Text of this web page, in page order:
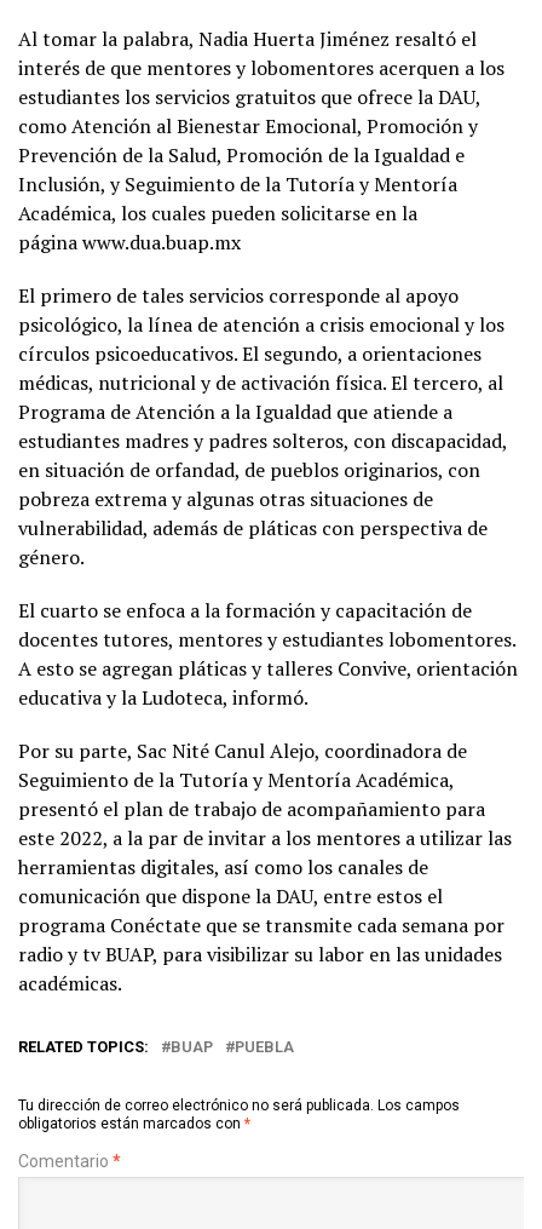
Al tomar la palabra, Nadia Huerta Jiménez resaltó el
interés de que mentores y lobomentores acerquen a los
estudiantes los servicios gratuitos que ofrece la DAU,
como Atención al Bienestar Emocional, Promoción y
Prevención de la Salud, Promoción de la Igualdad e
Inclusión, y Seguimiento de la Tutoría y Mentoría
Académica, los cuales pueden solicitarse en la
página www.dua.buap.mx
El primero de tales servicios corresponde al apoyo
psicológico, la línea de atención a crisis emocional y los
círculos psicoeducativos. El segundo, a orientaciones
médicas, nutricional y de activación física. El tercero, al
Programa de Atención a la Igualdad que atiende a
estudiantes madres y padres solteros, con discapacidad,
en situación de orfandad, de pueblos originarios, con
pobreza extrema y algunas otras situaciones de
vulnerabilidad, además de pláticas con perspectiva de
género.
El cuarto se enfoca a la formación y capacitación de
docentes tutores, mentores y estudiantes lobomentores.
A esto se agregan pláticas y talleres Convive, orientación
educativa y la Ludoteca, informó.
Por su parte, Sac Nité Canul Alejo, coordinadora de
Seguimiento de la Tutoría y Mentoría Académica,
presentó el plan de trabajo de acompañamiento para
este 2022, a la par de invitar a los mentores a utilizar las
herramientas digitales, así como los canales de
comunicación que dispone la DAU, entre estos el
programa Conéctate que se transmite cada semana por
radio y tv BUAP, para visibilizar su labor en las unidades
académicas.
RELATED TOPICS: BUAP PUEBLA
Tu dirección de correo electrónico no será publicada. Los campos
obligatorios están marcados con *
Comentario *